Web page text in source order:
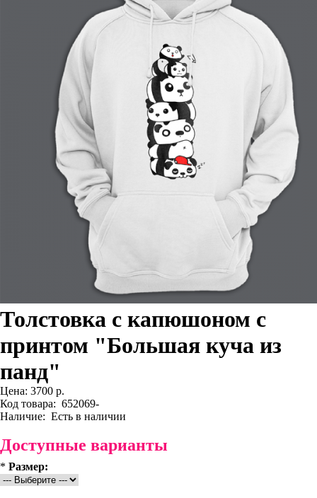
Толстовка с капюшоном с
принтом "Большая куча из
панд"
Цена: 3700 р.
Код товара: 652069-
Наличие: Есть в наличии
Доступные варианты
* Размер: